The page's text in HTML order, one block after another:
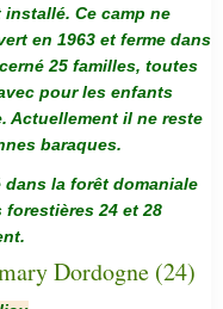
installé. Ce camp ne
en 1963 et ferme dans
25 familles, toutes
pour les enfants
Actuellement il ne reste
baraques.
la forêt domaniale
24 et 28